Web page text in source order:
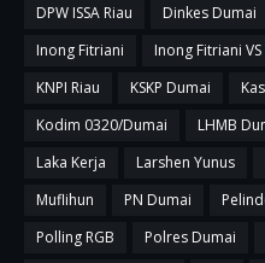
DPW ISSA Riau
Dinkes Dumai
Inong Fitriani
Inong Fitriani
KNPI Riau
KSKP Dumai
Kodim 0320/Dumai
LHMB
Laka Kerja
Larshen Yunus
Muflihun
PN Dumai
Polling RGB
Polres Dumai